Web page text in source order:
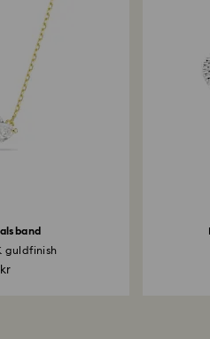
guldfinish
kr